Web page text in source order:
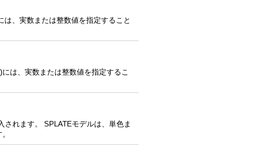
、実数または整数値を指定すること
は、実数または整数値を指定するこ
れます。 SPLATEモデルは、単色ま